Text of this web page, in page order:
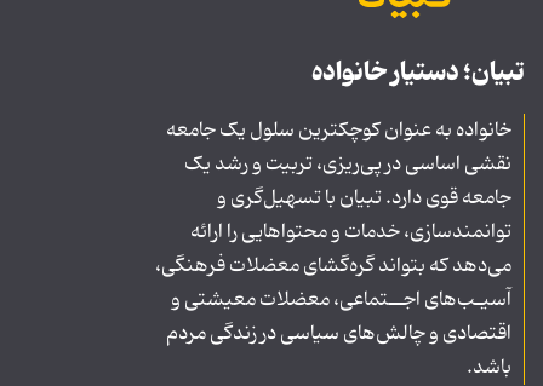
تبیان؛ دستیار خانواده
خانواده به عنوان کوچکترین سلول یک جامعه
نقشی اساسی در پی‌ریزی، تربیت و رشد یک
جامعه قوی دارد. تبیان با تسهیل‌گری و
توانمندسازی، خدمات و محتواهایی را ارائه
می‌دهد که بتواند گره‌گشای معضلات فرهنگی،
آسیـب‌های اجــتماعی، معضلات معیشتی و
اقتصادی و چالش‌های سیاسی در زندگی مردم
باشد.